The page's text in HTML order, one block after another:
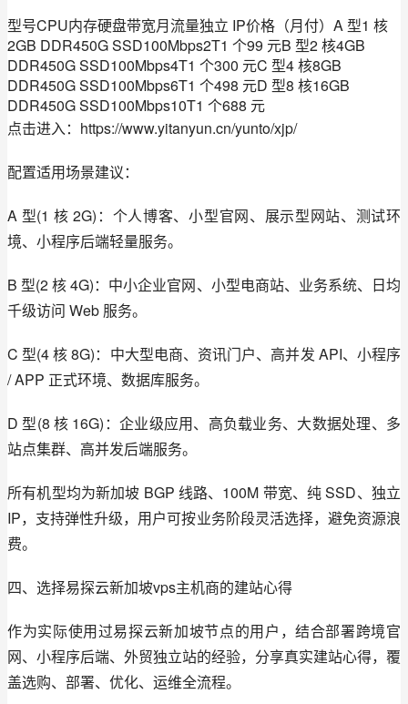
型号CPU内存硬盘带宽月流量独立 IP价格（月付）A 型1 核
2GB DDR450G SSD100Mbps2T1 个99 元B 型2 核4GB
DDR450G SSD100Mbps4T1 个300 元C 型4 核8GB
DDR450G SSD100Mbps6T1 个498 元D 型8 核16GB
DDR450G SSD100Mbps10T1 个688 元
点击进入：https://www.yitanyun.cn/yunto/xjp/
配置适用场景建议：
A 型(1 核 2G)：个人博客、小型官网、展示型网站、测试环
境、小程序后端轻量服务。
B 型(2 核 4G)：中小企业官网、小型电商站、业务系统、日均
千级访问 Web 服务。
C 型(4 核 8G)：中大型电商、资讯门户、高并发 API、小程序
/ APP 正式环境、数据库服务。
D 型(8 核 16G)：企业级应用、高负载业务、大数据处理、多
站点集群、高并发后端服务。
所有机型均为新加坡 BGP 线路、100M 带宽、纯 SSD、独立
IP，支持弹性升级，用户可按业务阶段灵活选择，避免资源浪
费。
四、选择易探云新加坡vps主机商的建站心得
作为实际使用过易探云新加坡节点的用户，结合部署跨境官
网、小程序后端、外贸独立站的经验，分享真实建站心得，覆
盖选购、部署、优化、运维全流程。